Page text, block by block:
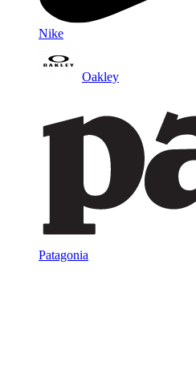
Nike
Oakley
Patagonia